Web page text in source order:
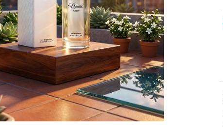
DRAGON BLOOM BODY
NENESS P'DOXE
129 Kč